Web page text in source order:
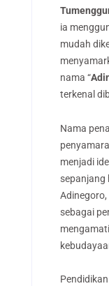
ia
mudah
nama “
terkenal
Nama
menjadi
sepanjang
Adinegoro,
sebagai